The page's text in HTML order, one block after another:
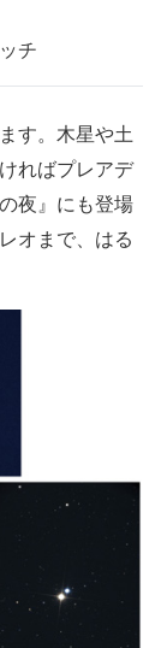
チ
す。木星や土
ればプレアデ
夜』にも登場
オまで、はる